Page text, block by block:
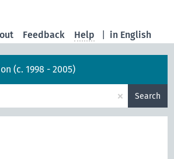
in English
Feedback Help
(c. 1998 - 2005)
× Search